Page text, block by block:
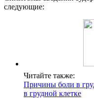
следующие:
Читайте также:
Причины боли в
в грудной клетке